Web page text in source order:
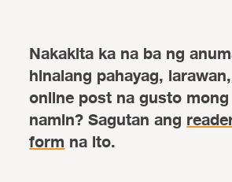
Nakakita ka na ba ng
hinalang pahayag,
online post na gusto
namin? Sagutan ang
formna ito.